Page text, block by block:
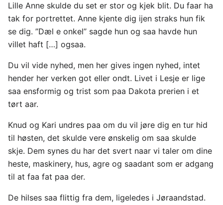
Lille Anne skulde du set er stor og kjek blit. Du faar ha
tak for portrettet. Anne kjente dig ijen straks hun fik
se dig. ”Dæl e onkel” sagde hun og saa havde hun
villet haft […] ogsaa.
Du vil vide nyhed, men her gives ingen nyhed, intet
hender her verken got eller ondt. Livet i Lesje er lige
saa ensformig og trist som paa Dakota prerien i et
tørt aar.
Knud og Kari undres paa om du vil jøre dig en tur hid
til høsten, det skulde vere ønskelig om saa skulde
skje. Dem synes du har det svert naar vi taler om dine
heste, maskinery, hus, agre og saadant som er adgang
til at faa fat paa der.
De hilses saa flittig fra dem, ligeledes i Jøraandstad.